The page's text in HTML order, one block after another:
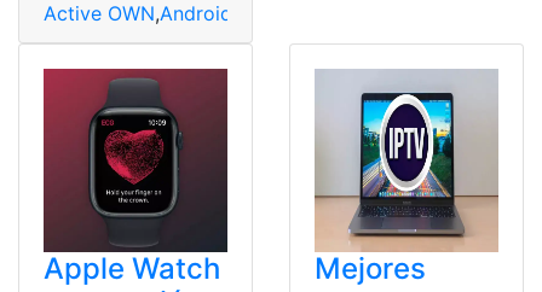
Active OWN,Android
Apple Watch
Mejores